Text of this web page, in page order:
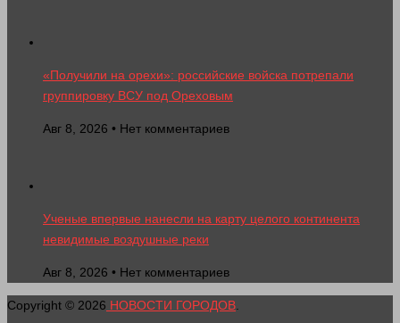
«Получили на орехи»: российские войска потрепали
группировку ВСУ под Ореховым
Авг 8, 2026 • Нет комментариев
Ученые впервые нанесли на карту целого континента
невидимые воздушные реки
Авг 8, 2026 • Нет комментариев
Copyright © 2026 НОВОСТИ ГОРОДОВ